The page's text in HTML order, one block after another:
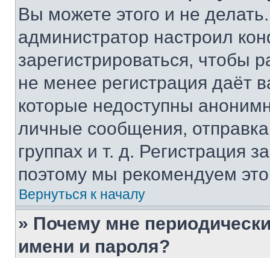
Вы можете этого и не
администратор настроил
зарегистрироваться, чтобы
не менее регистрация даёт
которые недоступны
личные сообщения,
группах и т. д. Регистрация
поэтому мы рекомендуем
Вернуться к началу
» Почему мне
имени и пароля?